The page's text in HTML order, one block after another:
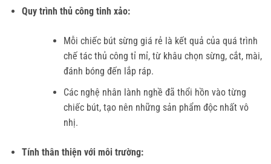
Quy trình thủ công tinh xảo:
Mỗi chiếc bút sừng giá rẻ là kết quả của quá trình
chế tác thủ công tỉ mỉ, từ khâu chọn sừng, cắt, mài,
đánh bóng đến lắp ráp.
Các nghệ nhân lành nghề đã thổi hồn vào từng
chiếc bút, tạo nên những sản phẩm độc nhất vô
nhị.
Tính thân thiện với môi trường: